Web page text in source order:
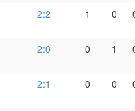
2:2 1 0
2:0 0 1
2:1 0 0